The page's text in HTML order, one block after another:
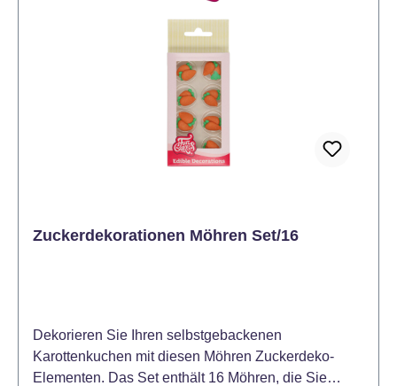
Zuckerdekorationen Möhren Set/16
Dekorieren Sie Ihren selbstgebackenen
Karottenkuchen mit diesen Möhren Zuckerdeko-
Elementen. Das Set enthält 16 Möhren, die Sie